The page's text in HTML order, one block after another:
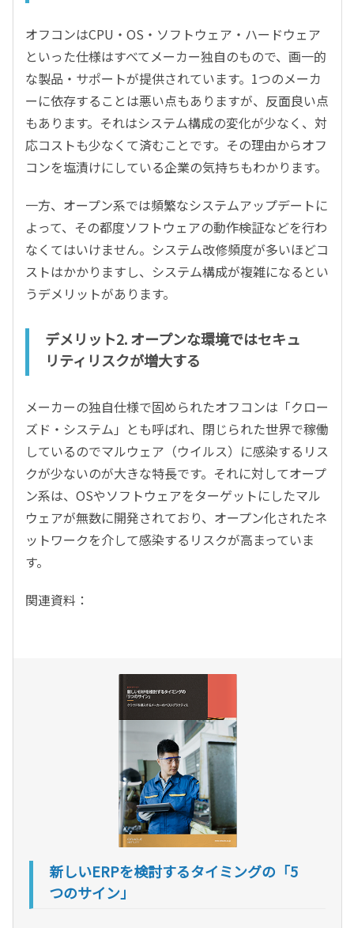
オフコンはCPU・OS・ソフトウェア・ハードウェア
といった仕様はすべてメーカー独自のもので、画一的
な製品・サポートが提供されています。1つのメーカ
ーに依存することは悪い点もありますが、反面良い点
もあります。それはシステム構成の変化が少なく、対
応コストも少なくて済むことです。その理由からオフ
コンを塩漬けにしている企業の気持ちもわかります。
一方、オープン系では頻繁なシステムアップデートに
よって、その都度ソフトウェアの動作検証などを行わ
なくてはいけません。システム改修頻度が多いほどコ
ストはかかりますし、システム構成が複雑になるとい
うデメリットがあります。
デメリット2. オープンな環境ではセキュ
リティリスクが増大する
メーカーの独自仕様で固められたオフコンは「クロー
ズド・システム」とも呼ばれ、閉じられた世界で稼働
しているのでマルウェア（ウイルス）に感染するリス
クが少ないのが大きな特長です。それに対してオープ
ン系は、OSやソフトウェアをターゲットにしたマル
ウェアが無数に開発されており、オープン化されたネ
ットワークを介して感染するリスクが高まっていま
す。
関連資料：
新しいERPを検討するタイミングの「5
つのサイン」